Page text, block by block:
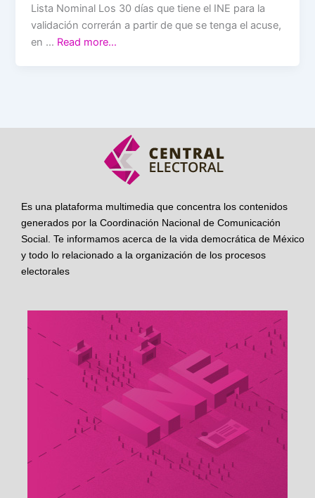
Lista Nominal Los 30 días que tiene el INE para la
validación correrán a partir de que se tenga el acuse,
en … Read more…
Es una plataforma multimedia que concentra los contenidos
generados por la Coordinación Nacional de Comunicación
Social. Te informamos acerca de la vida democrática de México
y todo lo relacionado a la organización de los procesos
electorales